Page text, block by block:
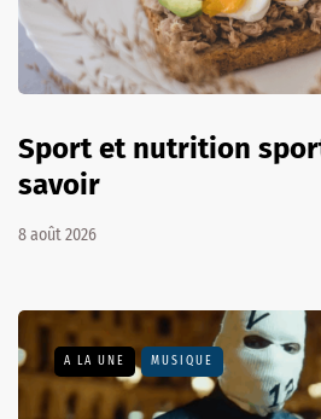
Sport et nutrition
savoir
8 août 2026
A LA UNE MUSIQUE